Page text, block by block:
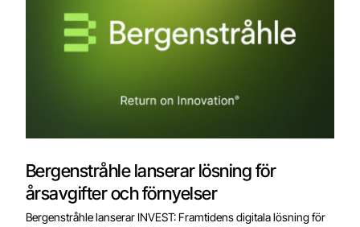
Bergenstråhle lanserar lösning för
årsavgifter och förnyelser
Bergenstråhle lanserar INVEST: Framtidens digitala lösning för